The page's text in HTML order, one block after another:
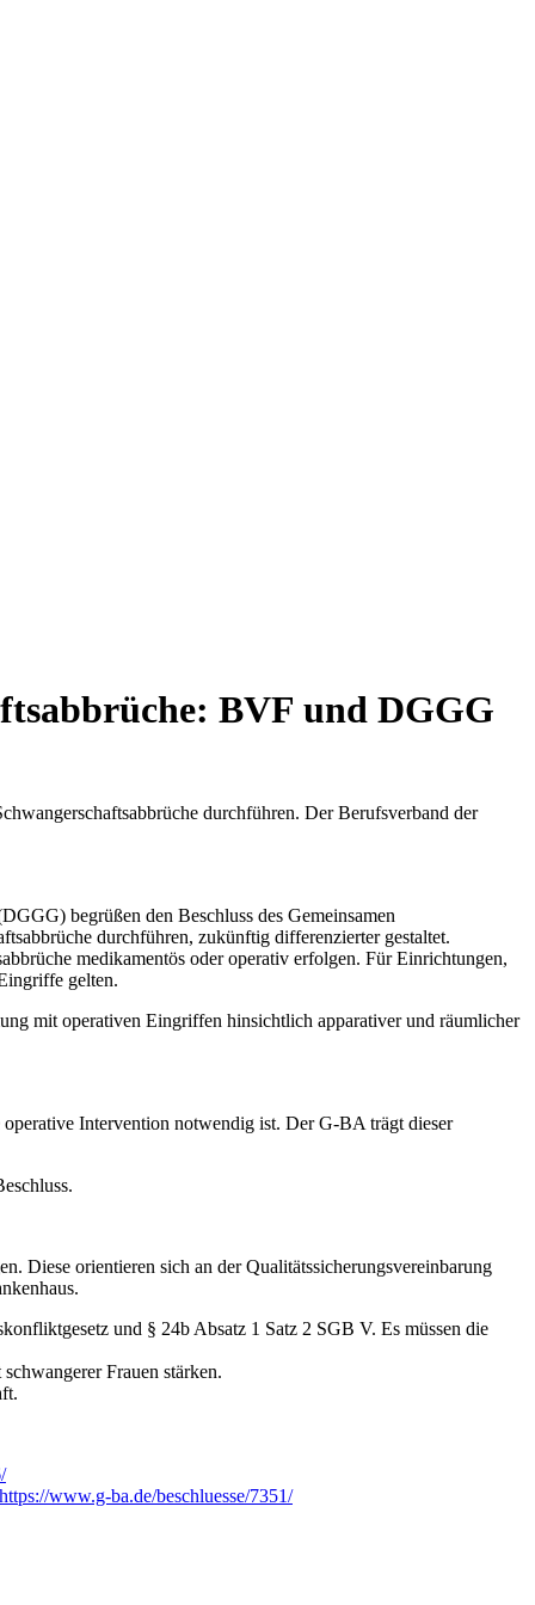
BVF und DGGG
durchführen. Der Berufsverband der
begrüßen den Beschluss des Gemeinsamen
durchführen, zukünftig differenzierter gestaltet.
medikamentös oder operativ erfolgen. Für Einrichtungen,
gelten.
mit operativen Eingriffen hinsichtlich apparativer und räumlicher
Intervention notwendig ist. Der G-BA trägt dieser
Diese orientieren sich an der Qualitätssicherungsvereinbarung
und § 24b Absatz 1 Satz 2 SGB V. Es müssen die
Frauen stärken.
https://www.g-ba.de/beschluesse/7351/